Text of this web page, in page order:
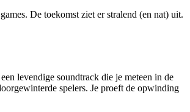
De toekomst ziet er stralend (en nat) uit.
levendige soundtrack die je meteen in de
spelers. Je proeft de opwinding